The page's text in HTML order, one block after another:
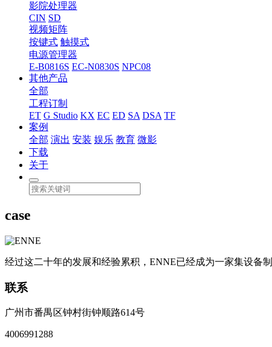
影院处理器
CIN SD
视频矩阵
按键式 触摸式
电源管理器
E-B0816S EC-N0830S NPC08
其他产品
全部
工程订制
ET G Studio KX EC ED SA DSA TF
案例
全部 演出 安装 娱乐 教育 微影
下载
关于
case
经过这二十年的发展和经验累积，ENNE已经成为一家集设备
联系
广州市番禺区钟村街钟顺路614号
4006991288